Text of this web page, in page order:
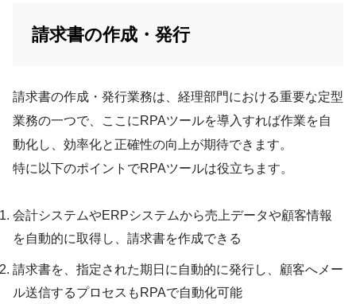
請求書の作成・発行
請求書の作成・発行業務は、経理部門における重要な定型
業務の一つで、ここにRPAツールを導入すれば作業を自
動化し、効率化と正確性の向上が期待できます。
特に以下のポイントでRPAツールは役立ちます。
会計システムやERPシステムから売上データや顧客情報
を自動的に取得し、請求書を作成できる
請求書を、指定された期日に自動的に発行し、顧客へメー
ル送信するプロセスもRPAで自動化可能